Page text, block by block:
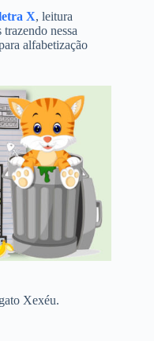
X, leitura
nessa
alfabetização
Xexéu.